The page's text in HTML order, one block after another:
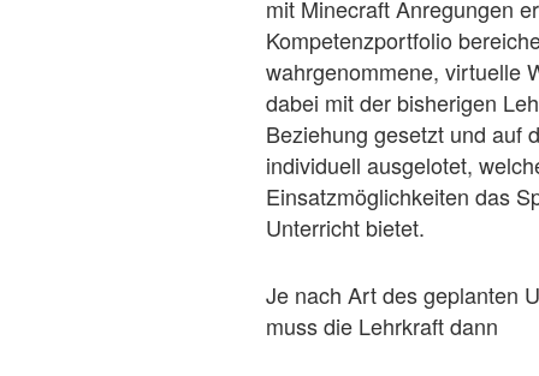
mit Minecraft Anregungen
Kompetenzportfolio
wahrgenommene, virtuelle
dabei mit der bisherigen
Beziehung gesetzt und auf
individuell ausgelotet,
Einsatzmöglichkeiten das
Unterricht bietet.
Je nach Art des geplanten
muss die Lehrkraft dann